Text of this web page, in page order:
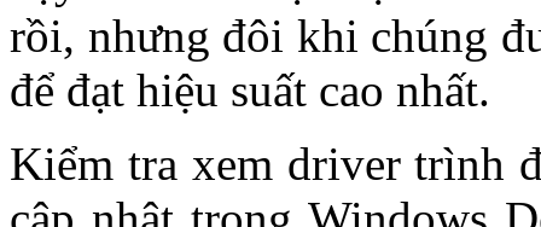
rồi, nhưng đôi khi chúng
để đạt hiệu suất cao nhất.
Kiểm tra xem driver trình